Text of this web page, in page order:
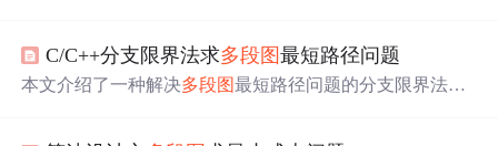
驱节点记录；从节点1开始，逐个检查前驱节点以更新最短
路径；最后，输出最短路径。文中提供了C++实现，并附
C/C++分支限界法求多段图最短路径问题
本文介绍了一种解决多段图最短路径问题的分支限界法，